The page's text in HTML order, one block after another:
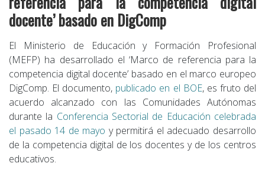
docente’ basado en DigComp
El Ministerio de Educación y Formación Profesional
(MEFP) ha desarrollado el ‘Marco de referencia para la
competencia digital docente’ basado en el marco europeo
DigComp. El documento, publicado en el BOE, es fruto del
acuerdo alcanzado con las Comunidades Autónomas
durante la Conferencia Sectorial de Educación celebrada
el pasado 14 de mayo y permitirá el adecuado desarrollo
de la competencia digital de los docentes y de los centros
educativos.